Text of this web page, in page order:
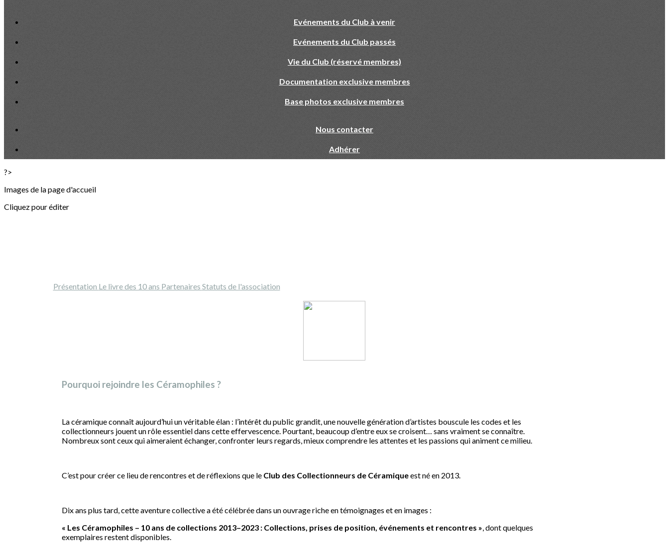
Evénements du Club à venir
Evénements du Club passés
Vie du Club (réservé membres)
Documentation exclusive membres
Base photos exclusive membres
Nous contacter
Adhérer
?>
Images de la page d'accueil
Cliquez pour éditer
Présentation Le livre des 10 ans Partenaires Statuts de l'association
Pourquoi rejoindre les Céramophiles ?
La céramique connaît aujourd’hui un véritable élan : l’intérêt du public grandit, une nouvelle génération d’artistes bouscule les codes et les
collectionneurs jouent un rôle essentiel dans cette effervescence. Pourtant, beaucoup d’entre eux se croisent… sans vraiment se connaître.
Nombreux sont ceux qui aimeraient échanger, confronter leurs regards, mieux comprendre les attentes et les passions qui animent ce milieu.
C’est pour créer ce lieu de rencontres et de réflexions que le Club des Collectionneurs de Céramiqueest né en 2013.
Dix ans plus tard, cette aventure collective a été célébrée dans un ouvrage riche en témoignages et en images :
« Les Céramophiles – 10 ans de collections 2013–2023 : Collections, prises de position, événements et rencontres » , dont quelques
exemplaires restent disponibles.